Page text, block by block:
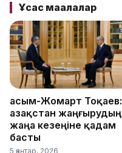
Ұқсас мақалалар
Қасым-Жомарт Тоқаев:
Қазақстан жаңғырудың
жаңа кезеңіне қадам
басты
5 қаңтар, 2026